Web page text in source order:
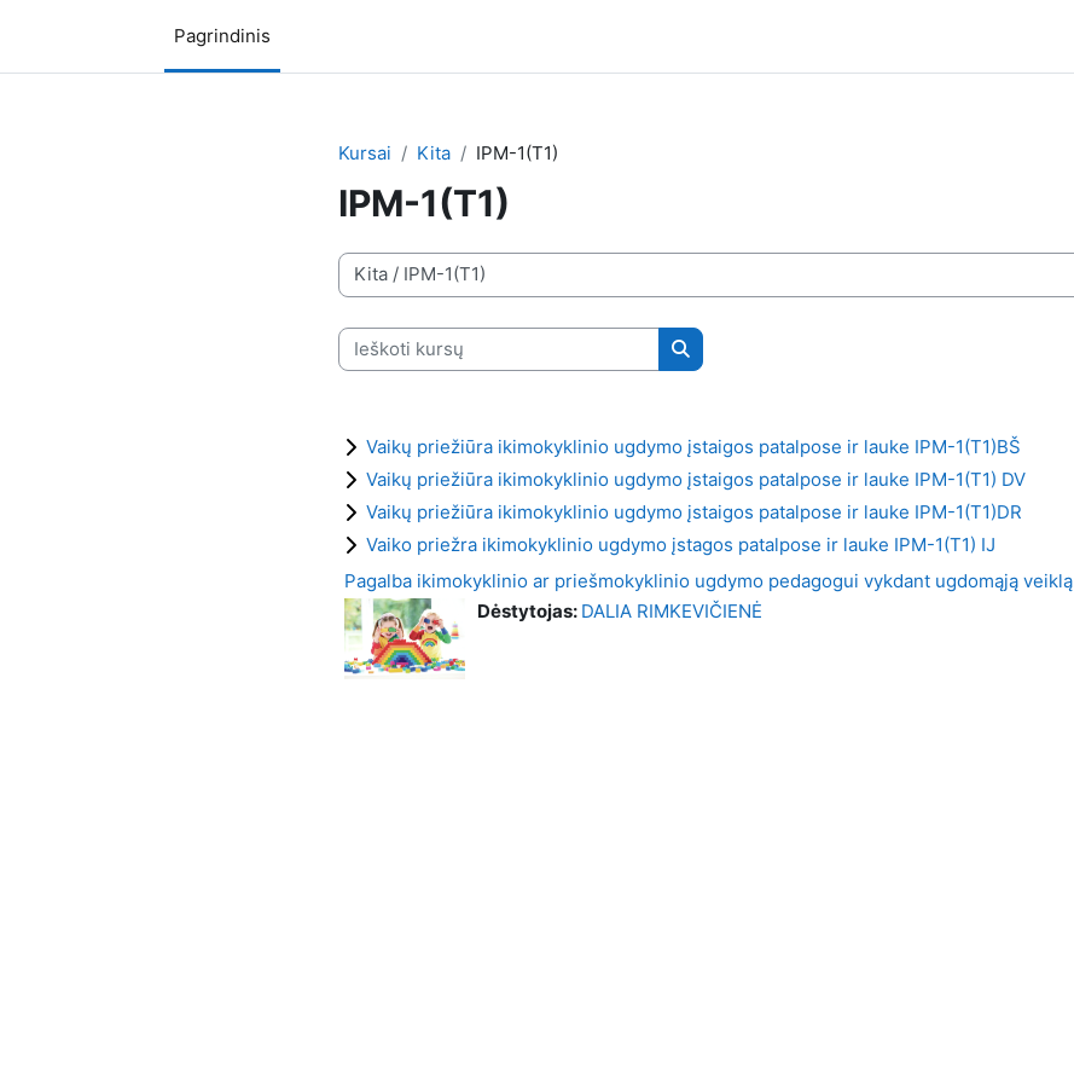
Pagrindinis
Kursai Kita IPM-1(T1)
IPM-1(T1)
Kursų kategorijos
Ieškoti kursų
Ieškoti kursų
Vaikų priežiūra ikimokyklinio ugdymo įstaigos patalpose ir lauke IPM-1(T1)BŠ
Vaikų priežiūra ikimokyklinio ugdymo įstaigos patalpose ir lauke IPM-1(T1) DV
Vaikų priežiūra ikimokyklinio ugdymo įstaigos patalpose ir lauke IPM-1(T1)DR
Vaiko priežra ikimokyklinio ugdymo įstagos patalpose ir lauke IPM-1(T1) IJ
Pagalba ikimokyklinio ar priešmokyklinio ugdymo pedagogui vykdant ugdomąją veiklą
Dėstytojas: DALIA RIMKEVIČIENĖ